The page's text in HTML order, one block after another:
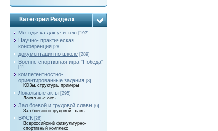
Категории Раздела
Методичка для учителя [197]
Научно- практическая
конференция [28]
документация по школе [289]
Военно-спортивная игра "Победа"
[11]
компетентностно-
ориентированные задания [8]
КОЗы, структура, примеры
Локальные акты [295]
Локальные акты
Зал боевой и трудовой славы [6]
Зал боевой и трудовой славы
ВФСК [26]
Всероссийский физкультурно-
спортивный комплекс